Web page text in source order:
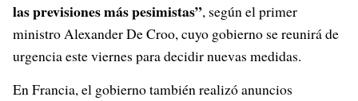
las previsiones más pesimistas”, según el primer
ministro Alexander De Croo, cuyo gobierno se reunirá de
urgencia este viernes para decidir nuevas medidas.
En Francia, el gobierno también realizó anuncios